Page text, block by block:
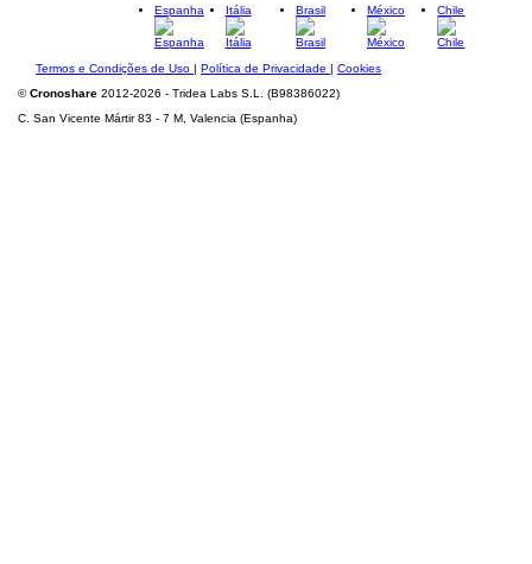
Espanha
Itália Brasil México Chile
Termos e Condições de Uso | Política de Privacidade | Cookies
©Cronoshare 2012-2026 - Tridea Labs S.L. (B98386022)
C. San Vicente Mártir 83 - 7 M, Valencia (Espanha)